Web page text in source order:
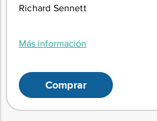
Richard Sennett
Más información
Comprar